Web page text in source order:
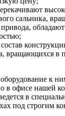
сальника,
вращающихся в
к
в офисе нашей
в
под строгим